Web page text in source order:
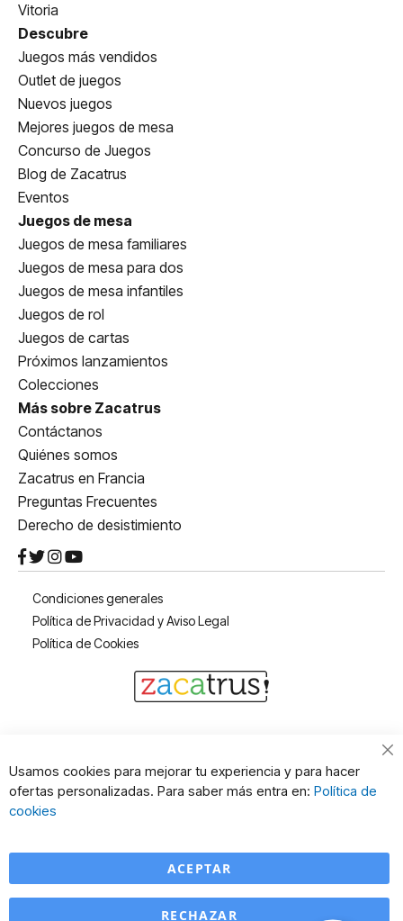
Vitoria
Descubre
Juegos más vendidos
Outlet de juegos
Nuevos juegos
Mejores juegos de mesa
Concurso de Juegos
Blog de Zacatrus
Eventos
Juegos de mesa
Juegos de mesa familiares
Juegos de mesa para dos
Juegos de mesa infantiles
Juegos de rol
Juegos de cartas
Próximos lanzamientos
Colecciones
Más sobre Zacatrus
Contáctanos
Quiénes somos
Zacatrus en Francia
Preguntas Frecuentes
Derecho de desistimiento
Condiciones generales
Política de Privacidad y Aviso Legal
Política de Cookies
Usamos cookies para mejorar tu experiencia y para hacer
ofertas personalizadas. Para saber más entra en: Política de
cookies
ACEPTAR
RECHAZAR